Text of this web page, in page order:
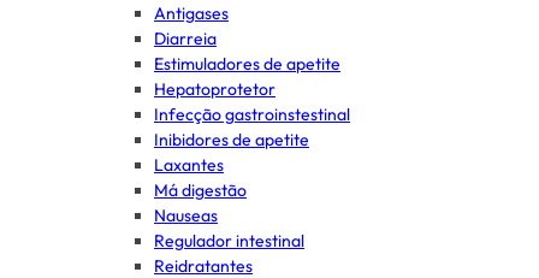
Antigases
Diarreia
Estimuladores de apetite
Hepatoprotetor
Infecção gastroinstestinal
Inibidores de apetite
Laxantes
Má digestão
Nauseas
Regulador intestinal
Reidratantes